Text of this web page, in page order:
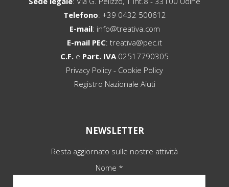
Telefono: +39 0432 500612
E-mail: info@treativa.com
E-mail PEC: treativa@pec.it
C.F. e Part. IVA 02517790305
Privacy Policy - Cookie Policy
Registro Nazionale Aiuti
NEWSLETTER
Resta aggiornato sulle nostre attività
Nome *